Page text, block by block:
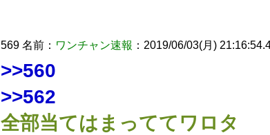
569 名前： ワンチャン速報 ：2019/06/03(月)
>>560
>>562
全部当てはまっててワロタ